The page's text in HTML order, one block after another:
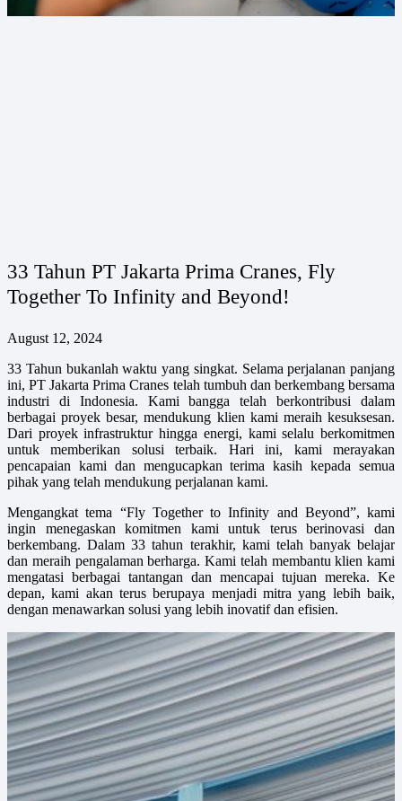
33 Tahun PT Jakarta Prima Cranes, Fly
Together To Infinity and Beyond!
August 12, 2024
33 Tahun bukanlah waktu yang singkat. Selama perjalanan panjang
ini, PT Jakarta Prima Cranes telah tumbuh dan berkembang bersama
industri di Indonesia. Kami bangga telah berkontribusi dalam
berbagai proyek besar, mendukung klien kami meraih kesuksesan.
Dari proyek infrastruktur hingga energi, kami selalu berkomitmen
untuk memberikan solusi terbaik. Hari ini, kami merayakan
pencapaian kami dan mengucapkan terima kasih kepada semua
pihak yang telah mendukung perjalanan kami.
Mengangkat tema “Fly Together to Infinity and Beyond”, kami
ingin menegaskan komitmen kami untuk terus berinovasi dan
berkembang. Dalam 33 tahun terakhir, kami telah banyak belajar
dan meraih pengalaman berharga. Kami telah membantu klien kami
mengatasi berbagai tantangan dan mencapai tujuan mereka. Ke
depan, kami akan terus berupaya menjadi mitra yang lebih baik,
dengan menawarkan solusi yang lebih inovatif dan efisien.